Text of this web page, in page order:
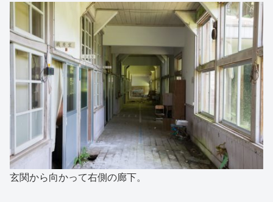
玄関から向かって右側の廊下。